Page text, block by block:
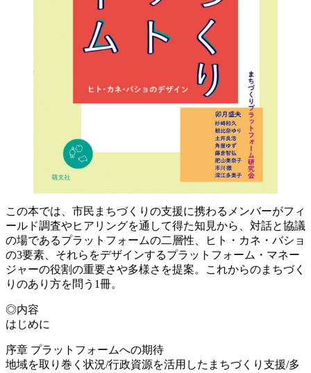
この本では、市民まちづくりの支援に携わるメンバーがフィ
ールド調査やヒアリングを通して得た知見から、対話と協議
の場であるプラットフォームの二層性、ヒト・カネ・バショ
の3要素、それらをデザインするプラットフォーム・マネー
ジャーの役割の重要さや多様さを提案。これからのまちづく
りのあり方を問う1冊。
◎内容
はじめに
序章 プラットフォームへの期待
地域を取り巻く状況/行政資源を活用したまちづくり支援/多